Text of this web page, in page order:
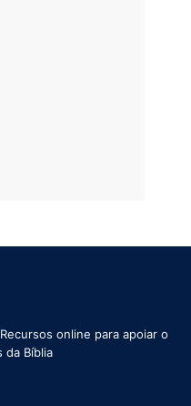
online para apoiar o
da Bíblia